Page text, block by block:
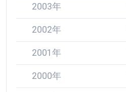
2003年
2002年
2001年
2000年